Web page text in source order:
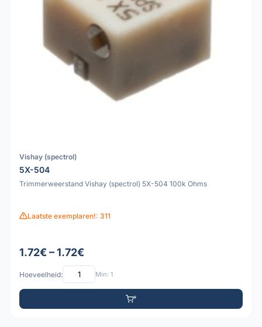
Vishay (spectrol)
5X-504
Trimmerweerstand Vishay (spectrol) 5X-504 100k Ohms
Laatste exemplaren!: 311
1.72€ – 1.72€
Hoeveelheid: Min: 1